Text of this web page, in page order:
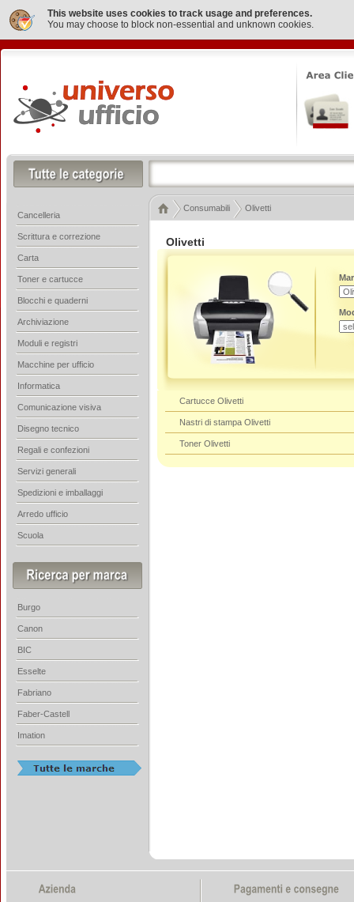
This website uses cookies to track usage and preferences.
You may choose to block non-essential and unknown cookies.
Olivetti
Cartucce Olivetti
Nastri di stampa Olivetti
Toner Olivetti
Consumabili Olivetti
Cancelleria
Scrittura e correzione
Carta
Toner e cartucce
Blocchi e quaderni
Archiviazione
Moduli e registri
Macchine per ufficio
Informatica
Comunicazione visiva
Disegno tecnico
Regali e confezioni
Servizi generali
Spedizioni e imballaggi
Arredo ufficio
Scuola
Burgo
Canon
BIC
Esselte
Fabriano
Faber-Castell
Imation